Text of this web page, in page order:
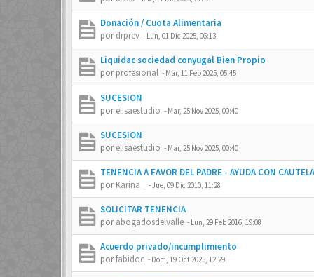
Donación / Cuota Alimentaria
pordrprev - Lun, 01 Dic 2025, 06:13
Liquidac sociedad conyugal Bien Propio
porprofesional - Mar, 11 Feb 2025, 05:45
SUCESION
porelisaestudio - Mar, 25 Nov 2025, 00:40
SUCESION
porelisaestudio - Mar, 25 Nov 2025, 00:40
TENENCIA A FAVOR DEL PADRE - AYUDA CON
porKarina_ -Jue, 09 Dic 2010, 11:28
SOLICITAR TENENCIA
porabogadosdelvalle - Lun, 29 Feb 2016, 19:08
Acuerdo privado/incumplimiento
porfabidoc - Dom, 19 Oct 2025, 12:29